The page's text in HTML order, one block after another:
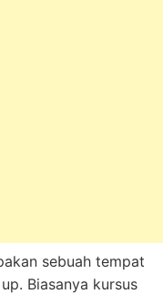
sebuah tempat
Biasanya kursus